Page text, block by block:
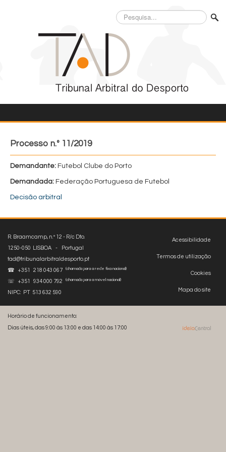
Pesquisa...
Processo n.º 11/2019
Demandante: Futebol Clube do Porto
Demandada: Federação Portuguesa de Futebol
Decisão arbitral
Acessibilidade
Termos de utilização
Cookies
Mapa do site
R. Braamcamp, n.º 12 - R/c Dto.
1250-050 LISBOA - Portugal
tad@tribunalarbitraldesporto.pt
☎ +351 218 043 067
(chamada para a rede fixa nacional)
☏ +351 934 000 792 (chamada para a móvel nacional)
NIPC: PT 513 632 590
Horário de funcionamento:
Dias úteis, das 9:00 às 13:00 e das 14:00 às 17:00